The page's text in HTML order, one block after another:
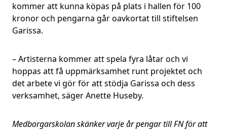
kommer att kunna köpas på plats i hallen för 100
kronor och pengarna går oavkortat till stiftelsen
Garissa.
– Artisterna kommer att spela fyra låtar och vi
hoppas att få uppmärksamhet runt projektet och
det arbete vi gör för att stödja Garissa och dess
verksamhet, säger Anette Huseby.
Medborgarskolan skänker varje år pengar till FN för att